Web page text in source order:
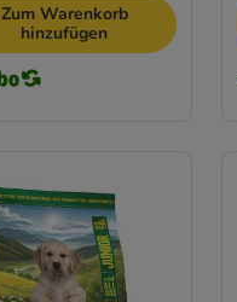
Zum Warenkorb
hinzufügen